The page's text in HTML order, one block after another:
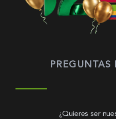
PREGUNTAS
¿Quieres ser